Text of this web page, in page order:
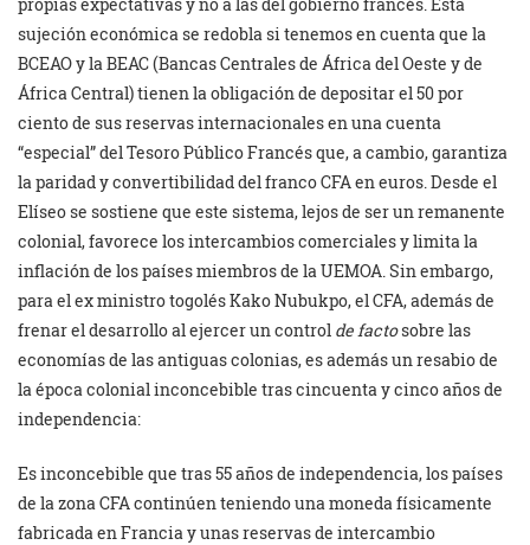
sujeción económica se redobla si tenemos en cuenta que la
BCEAO y la BEAC (Bancas Centrales de África del Oeste y de
África Central) tienen la obligación de depositar el 50 por
ciento de sus reservas internacionales en una cuenta
“especial” del Tesoro Público Francés que, a cambio, garantiza
la paridad y convertibilidad del franco CFA en euros. Desde el
Elíseo se sostiene que este sistema, lejos de ser un remanente
colonial, favorece los intercambios comerciales y limita la
inflación de los países miembros de la UEMOA. Sin embargo,
para el ex ministro togolés Kako Nubukpo, el CFA, además de
frenar el desarrollo al ejercer un control de factosobre las
economías de las antiguas colonias, es además un resabio de
la época colonial inconcebible tras cincuenta y cinco años de
independencia:
Es inconcebible que tras 55 años de independencia, los países
de la zona CFA continúen teniendo una moneda físicamente
fabricada en Francia y unas reservas de intercambio